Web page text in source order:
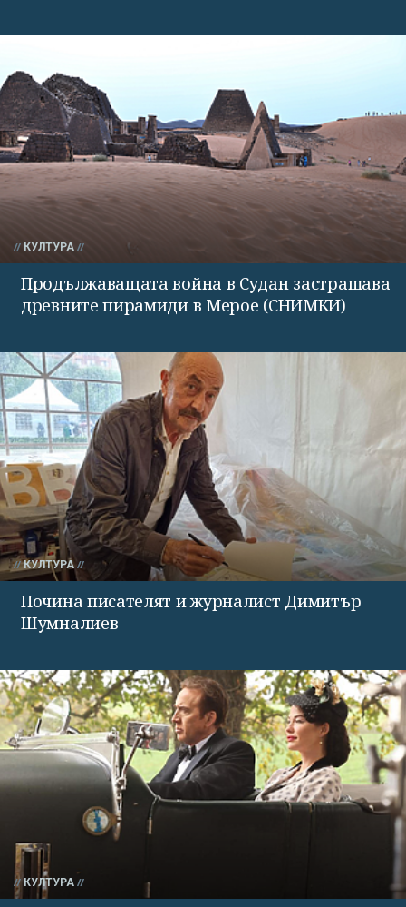
КУЛТУРА
Продължаващата война в Судан застрашава
древните пирамиди в Мерое (СНИМКИ)
КУЛТУРА
Почина писателят и журналист Димитър
Шумналиев
КУЛТУРА